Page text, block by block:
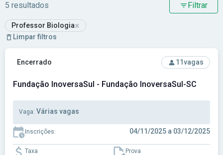
5 resultados Filtrar
Professor Biologia×
Limpar filtros
Ver concurso: Fundação InoversaSul - Fundação
Encerrado 11vagas
Fundação InoversaSul - Fundação InoversaSul-SC
Vaga: Várias vagas
Inscrições: 04/11/2025 a 03/12/2025
Taxa Prova